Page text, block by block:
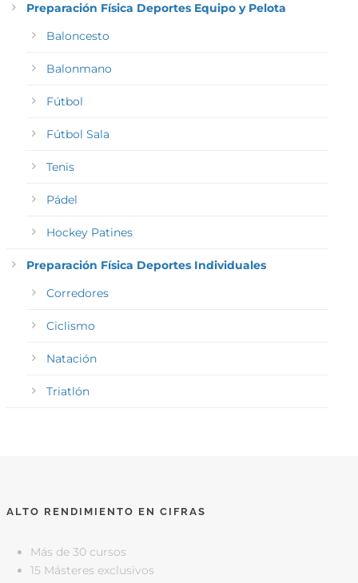
Preparación Física Deportes Equipo y Pelota
Baloncesto
Balonmano
Fútbol
Fútbol Sala
Tenis
Pádel
Hockey Patines
Preparación Física Deportes Individuales
Corredores
Ciclismo
Natación
Triatlón
ALTO RENDIMIENTO EN CIFRAS
Más de 30 cursos
15 Másteres exclusivos